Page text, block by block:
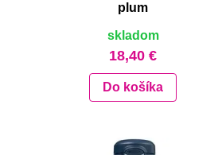
plum
skladom
18,40 €
Do košíka